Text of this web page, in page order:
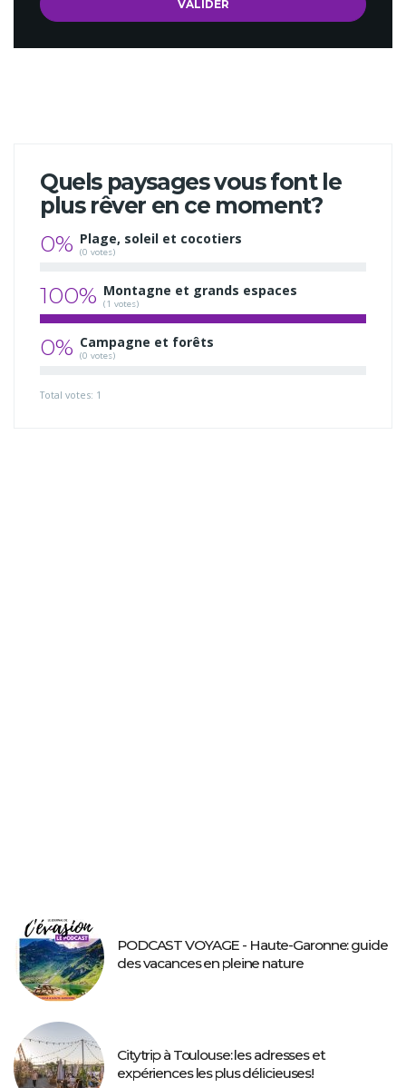
Quels paysages vous font le
plus rêver en ce moment?
0% Plage, soleil et cocotiers
(0 votes)
100% Montagne et grands espaces
(1 votes)
0% Campagne et forêts
(0 votes)
Total votes: 1
PODCAST VOYAGE - Haute-Garonne: guide
des vacances en pleine nature
Citytrip à Toulouse: les adresses et
expériences les plus délicieuses!